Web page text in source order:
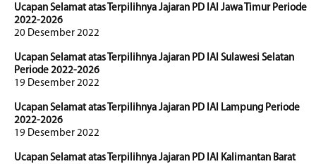
Ucapan Selamat atas Terpilihnya Jajaran PD IAI Jawa Timur Periode
2022-2026
20 Desember 2022
Ucapan Selamat atas Terpilihnya Jajaran PD IAI Sulawesi Selatan
Periode 2022-2026
19 Desember 2022
Ucapan Selamat atas Terpilihnya Jajaran PD IAI Lampung Periode
2022-2026
19 Desember 2022
Ucapan Selamat atas Terpilihnya Jajaran PD IAI Kalimantan Barat